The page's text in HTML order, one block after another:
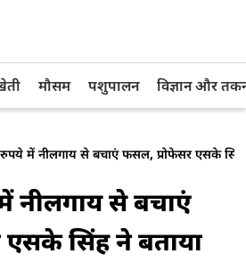
मौसम पशुपालन विज्ञान और
रुपये में नीलगाय से बचाएं फसल, प्रोफेसर एसके सिंह
नीलगाय से बचाएं
सिंह ने बताया